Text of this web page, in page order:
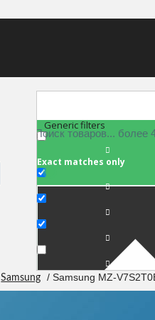
Generic filters
Exact matches only
Samsung / Samsung MZ-